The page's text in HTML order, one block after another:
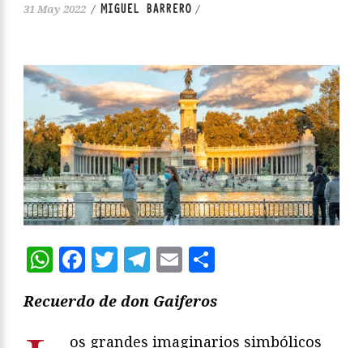
31 May 2022 / MIGUEL BARRERO /
WhatsApp
Facebook
Twitter
Telegram
Email
Recuerdo de don Gaiferos
os grandes imaginarios simbólicos